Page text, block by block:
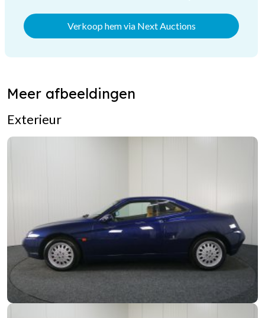
Verkoop hem via Next Auctions
Meer afbeeldingen
Exterieur